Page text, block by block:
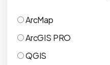
ArcMap
ArcGIS PRO
QGIS